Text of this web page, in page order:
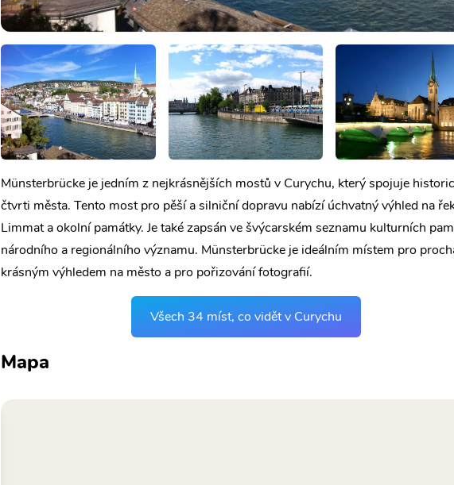
Münsterbrücke je jedním z nejkrásnějších mostů v Curychu, který spojuje
čtvrti města. Tento most pro pěší a silniční dopravu nabízí úchvatný výhled na
Limmat a okolní památky. Je také zapsán ve švýcarském seznamu kulturních
národního a regionálního významu. Münsterbrücke je ideálním místem pro
krásným výhledem na město a pro pořizování fotografií.
Všech 34 míst, co vidět v Curychu
Mapa